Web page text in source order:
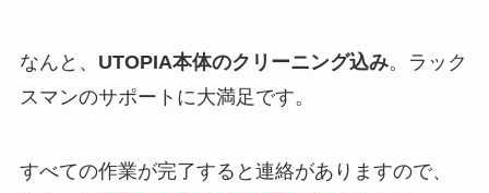
なんと、 UTOPIA本体のクリーニング込み。ラック
スマンのサポートに大満足です。
すべての作業が完了すると連絡がありますので、